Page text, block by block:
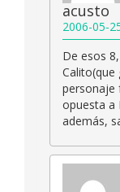
acusto
2006-05-
De esos
Calito(que
personaje
opuesta a
además,